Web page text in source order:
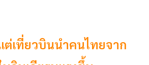
ต่เที่ยวบินนำคนไทยจาก